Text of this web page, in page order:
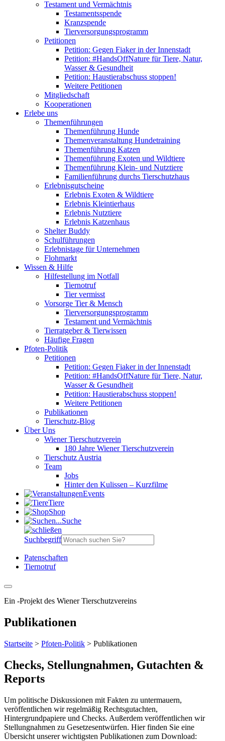
Testament und Vermächtnis
Testamentsspende
Kranzspende
Tierversorgungsprogramm
Petitionen
Petition: Gegen Fiaker in der Innenstadt
Petition: #HandsOffNature für Tiere, Natur,
Wasser & Gesundheit
Petition: Haustierabschuss stoppen!
Weitere Petitionen
Mitgliedschaft
Kooperationen
Erlebe uns
Themenführungen
Themenführung Hunde
Themenveranstaltung Hundetraining
Themenführung Katzen
Themenführung Exoten und Wildtiere
Themenführung Klein- und Nutztiere
Familienführung durchs Tierschutzhaus
Erlebnisgutscheine
Erlebnis Exoten & Wildtiere
Erlebnis Kleintierhaus
Erlebnis Nutztiere
Erlebnis Katzenhaus
Shelter Buddy
Schulführungen
Erlebnistage für Unternehmen
Flohmarkt
Wissen & Hilfe
Hilfestellung im Notfall
Tiernotruf
Tier vermisst
Vorsorge Tier & Mensch
Tierversorgungsprogramm
Testament und Vermächtnis
Tierratgeber & Tierwissen
Häufige Fragen
Pfoten-Politik
Petitionen
Petition: Gegen Fiaker in der Innenstadt
Petition: #HandsOffNature für Tiere, Natur,
Wasser & Gesundheit
Petition: Haustierabschuss stoppen!
Weitere Petitionen
Publikationen
Tierschutz-Blog
Über Uns
Wiener Tierschutzverein
180 Jahre Wiener Tierschutzverein
Tierschutz Austria
Team
Jobs
Hinter den Kulissen – Kurzfilme
Events
Tiere
Shop
Suche
Suchbegriff
Patenschaften
Tiernotruf
Ein -Projekt des Wiener Tierschutzvereins
Publikationen
Startseite > Pfoten-Politik > Publikationen
Checks, Stellungnahmen, Gutachten &
Reports
Um politische Diskussionen mit Fakten zu untermauern,
veröffentlichen wir regelmäßig Rechtsgutachten,
Hintergrundpapiere und Checks. Außerdem veröffentlichen wir
Stellungnahmen zu Gesetzesentwürfen. Hier finden Sie eine
Übersicht unserer wichtigsten Publikationen zum Download: